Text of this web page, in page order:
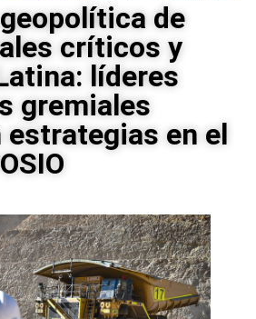
de
críticos y
líderes
gremiales
estrategias en el